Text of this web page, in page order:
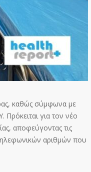
καθώς σύμφωνα με
για τον νέο
αποφεύγοντας τις
αριθμών που